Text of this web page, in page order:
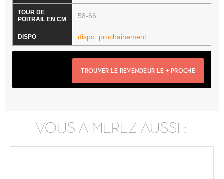
58-66
dispo. prochainement
TROUVER LE REVENDEUR LE + PROCHE
VOUS AIMEREZ AUSSI :